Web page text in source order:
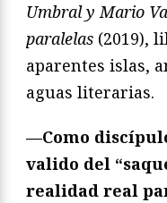
Umbral y Mario
paralelas (2019),
aparentes islas,
aguas literarias.
—Como
valido del
realidad real